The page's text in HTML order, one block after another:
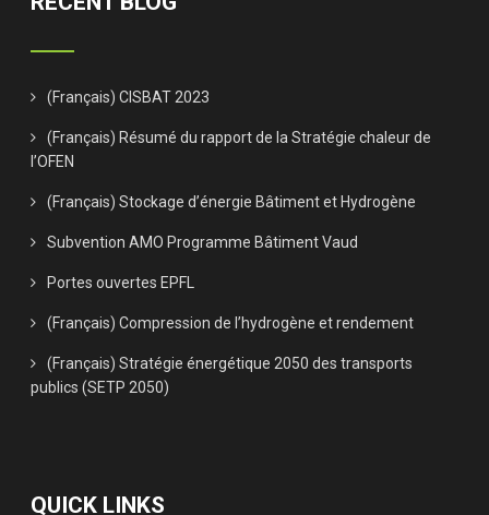
(Français) CISBAT 2023
(Français) Résumé du rapport de la Stratégie chaleur de
l’OFEN
(Français) Stockage d’énergie Bâtiment et Hydrogène
Subvention AMO Programme Bâtiment Vaud
Portes ouvertes EPFL
(Français) Compression de l’hydrogène et rendement
(Français) Stratégie énergétique 2050 des transports
publics (SETP 2050)
QUICK LINKS